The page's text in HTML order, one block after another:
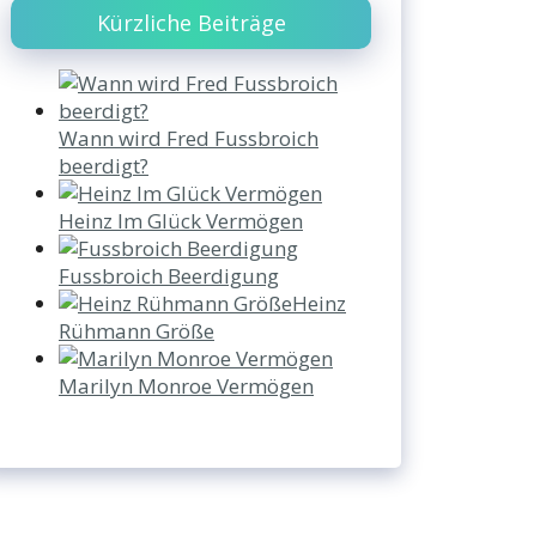
Kürzliche Beiträge
Wann wird Fred Fussbroich
beerdigt?
Heinz Im Glück Vermögen
Fussbroich Beerdigung
Heinz
Rühmann Größe
Marilyn Monroe Vermögen